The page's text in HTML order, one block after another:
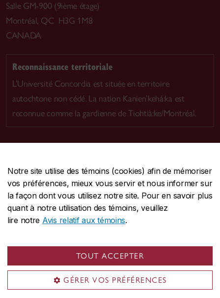
Notre site utilise des témoins (cookies) afin de mémoriser
vos préférences, mieux vous servir et nous informer sur
la façon dont vous utilisez notre site. Pour en savoir plus
quant à notre utilisation des témoins, veuillez
lire notre Avis relatif aux témoins.
TOUT ACCEPTER
GÉRER VOS PRÉFÉRENCES
Salle GM-900 (9ième étage)
Montréal, QC H3G 1M8
CANADA
Reconnaissance territoriale
L’Université Concordia est située en territoire
autochtone non cédé. La nation Kanien’kehá:ka est
reconnue comme la gardienne de Tiohtià:ke/Montréal.
CENTRALE514-848-2424
URGENCE514-848-3717
Protection et prévention | Accessibilité | Confidentialité
Conditions d'utilisation |
© Université Concordia. Montréal, QC, Canada